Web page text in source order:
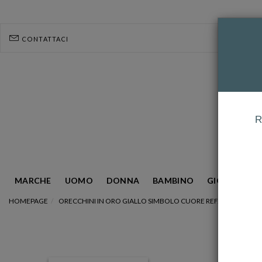
CONTATTACI
MARCHE UOMO DONNA BAMBINO GIOIELLERIA
HOMEPAGE ORECCHINI IN ORO GIALLO SIMBOLO CUORE REF. 764524